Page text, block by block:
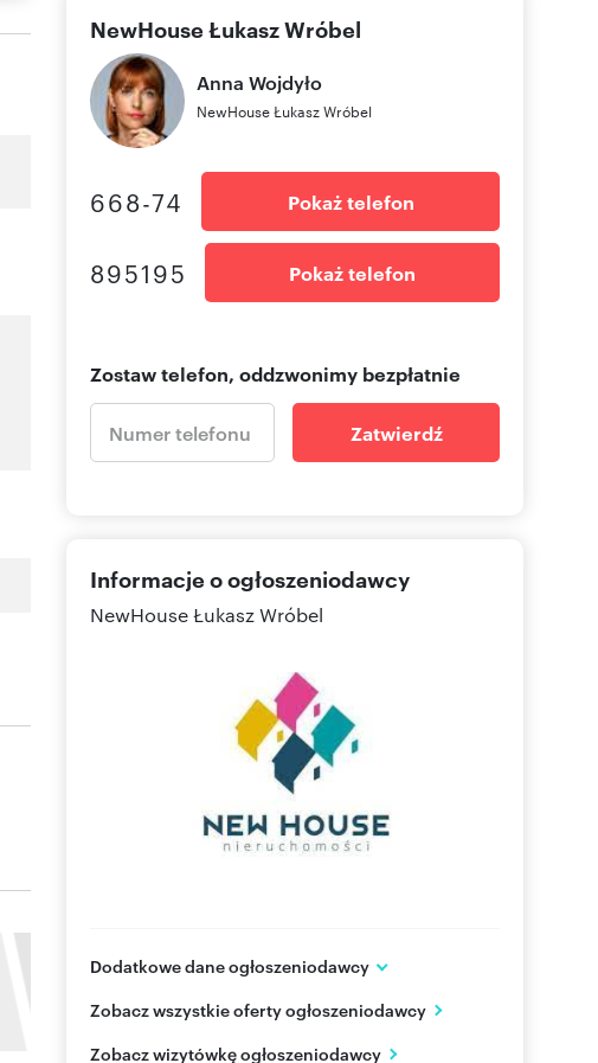
NewHouse Łukasz Wróbel
Anna Wojdyło
NewHouse Łukasz Wróbel
668-74 Pokaż telefon
895195 Pokaż telefon
Zostaw telefon, oddzwonimy bezpłatnie
Zatwierdź
Informacje o ogłoszeniodawcy
NewHouse Łukasz Wróbel
Dodatkowe dane ogłoszeniodawcy
Olsztyn
PL
Zobacz wszystkie oferty ogłoszeniodawcy
Zobacz wizytówkę ogłoszeniodawcy